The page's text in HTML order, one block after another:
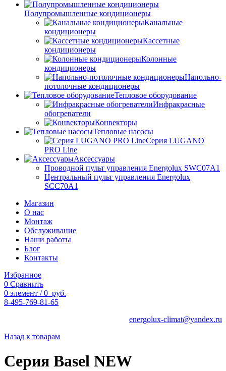
Полупромышленные кондиционеры
Канальные
кондиционеры
Кассетные
кондиционеры
Колонные
кондиционеры
Напольно-
потолочные кондиционеры
Тепловое оборудование
Инфракрасные
обогреватели
Конвекторы
Тепловые насосы
Серия LUGANO
PRO Line
Аксессуары
Проводной пульт управления Energolux SWC07A1
Центральный пульт управления Energolux
SCC70A1
Магазин
О нас
Монтаж
Обслуживание
Наши работы
Блог
Контакты
Избранное
0 Сравнить
0 элемент / 0 руб.
8-495-769-81-65
energolux-climat@yandex.ru
Назад к товарам
Серия Basel NEW